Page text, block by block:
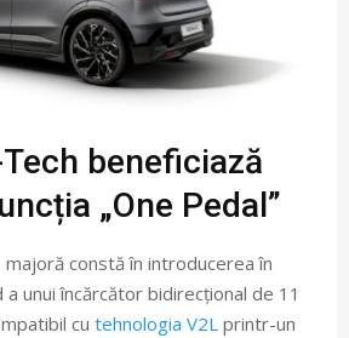
beneficiază
„One Pedal”
constă în introducerea în
unui încărcător bidirecțional de 11
cu tehnologia V2L printr-un